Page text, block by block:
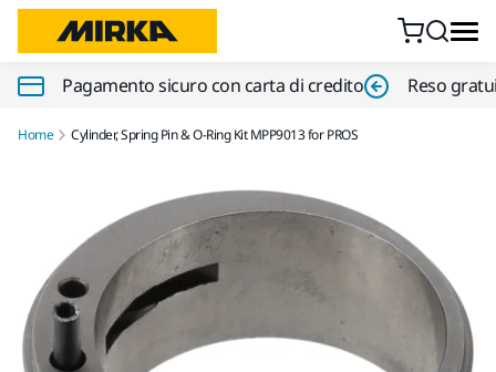
Pagamento sicuro con carta di credito Reso
Home Cylinder, Spring Pin & O-Ring Kit MPP9013 for PROS